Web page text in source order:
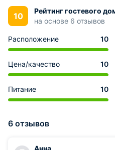
10
Рейтинг гостевого
на основе 6 отзывов
Расположение 10
Цена/качество 10
Питание 10
6 отзывов
Анна